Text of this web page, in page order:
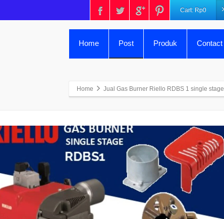
Cart: Rp0
Home Post Produk Contact
Home Jual Gas Burner Riello RDBS 1 single stage